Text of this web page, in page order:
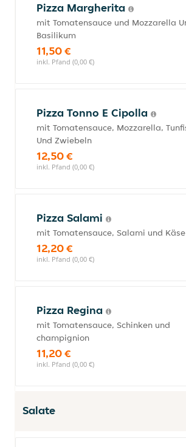
Pizza Margherita
mit Tomatensauce und Mozzarella
Basilikum
11,50 €
inkl. Pfand (0,00 €)
Pizza Tonno E Cipolla
mit Tomatensauce, Mozzarella,
Und Zwiebeln
12,50 €
inkl. Pfand (0,00 €)
Pizza Salami
mit Tomatensauce, Salami und Käse
12,20 €
inkl. Pfand (0,00 €)
Pizza Regina
mit Tomatensauce, Schinken und
champignion
11,20 €
inkl. Pfand (0,00 €)
Salate